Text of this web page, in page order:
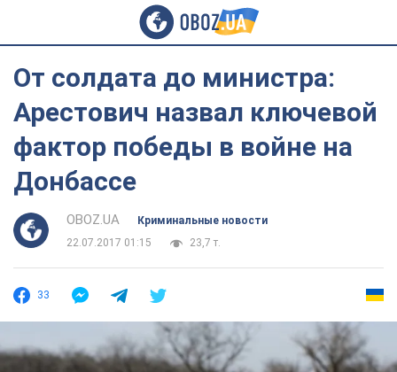
От солдата до министра:
Арестович назвал ключевой
фактор победы в войне на
Донбассе
OBOZ.UA
Криминальные новости
22.07.2017 01:15
23,7 т.
33